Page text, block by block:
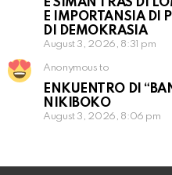
E SIMAN TRAS DI
E IMPORTANSIA DI
DI DEMOKRASIA
August 3, 2026, 8:31 pm
Anonymous to
ENKUENTRO DI
NIKIBOKO
August 3, 2026, 8:06 pm